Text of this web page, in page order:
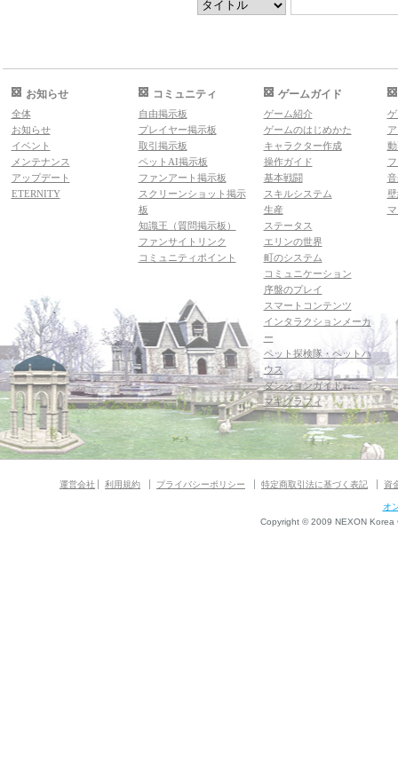
お知らせ
全体
お知らせ
イベント
メンテナンス
アップデート
ETERNITY
コミュニティ
自由掲示板
プレイヤー掲示板
取引掲示板
ペットAI掲示板
ファンアート掲示板
スクリーンショット掲示
板
知識王（質問掲示板）
ファンサイトリンク
コミュニティポイント
ゲームガイド
ゲーム紹介
ゲームのはじめかた
キャラクター作成
操作ガイド
基本戦闘
スキルシステム
生産
ステータス
エリンの世界
町のシステム
コミュニケーション
序盤のプレイ
スマートコンテンツ
インタラクションメーカ
ー
ペット探検隊・ペットハ
ウス
ダンジョンガイド
マギグラフィ
運営会社 利用規約 プライバシーポリシー 特定商取引法に基づく表記 資
オ
Copyright © 2009 NEXON Korea